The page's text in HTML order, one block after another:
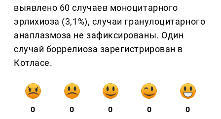
выявлено 60 случаев моноцитарного
эрлихиоза (3,1%), случаи гранулоцитарного
анаплазмоза не зафиксированы. Один
случай боррелиоза зарегистрирован в
Котласе.
0 0 0 0 0